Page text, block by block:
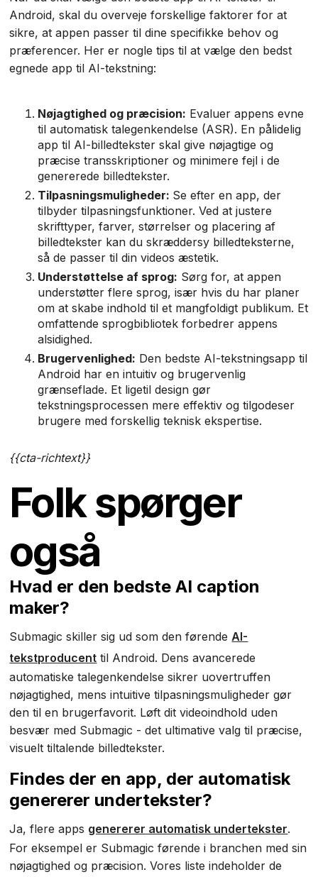
Android, skal du overveje forskellige faktorer for at
sikre, at appen passer til dine specifikke behov og
præferencer. Her er nogle tips til at vælge den bedst
egnede app til AI-tekstning:
Nøjagtighed og præcision: Evaluer appens evne
til automatisk talegenkendelse (ASR). En pålidelig
app til AI-billedtekster skal give nøjagtige og
præcise transskriptioner og minimere fejl i de
genererede billedtekster.
Tilpasningsmuligheder: Se efter en app, der
tilbyder tilpasningsfunktioner. Ved at justere
skrifttyper, farver, størrelser og placering af
billedtekster kan du skræddersy billedteksterne,
så de passer til din videos æstetik.
Understøttelse af sprog: Sørg for, at appen
understøtter flere sprog, især hvis du har planer
om at skabe indhold til et mangfoldigt publikum. Et
omfattende sprogbibliotek forbedrer appens
alsidighed.
Brugervenlighed: Den bedste AI-tekstningsapp til
Android har en intuitiv og brugervenlig
grænseflade. Et ligetil design gør
tekstningsprocessen mere effektiv og tilgodeser
brugere med forskellig teknisk ekspertise.
{{cta-richtext}}
Folk spørger
også
Hvad er den bedste AI caption
maker?
Submagic skiller sig ud som den førendeAI-
tekstproducent til Android. Dens avancerede
automatiske talegenkendelse sikrer uovertruffen
nøjagtighed, mens intuitive tilpasningsmuligheder gør
den til en brugerfavorit. Løft dit videoindhold uden
besvær med Submagic - det ultimative valg til præcise,
visuelt tiltalende billedtekster.
Findes der en app, der automatisk
genererer undertekster?
Ja, flere apps genererer automatisk undertekster.
For eksempel er Submagic førende i branchen med sin
nøjagtighed og præcision. Vores liste indeholder de